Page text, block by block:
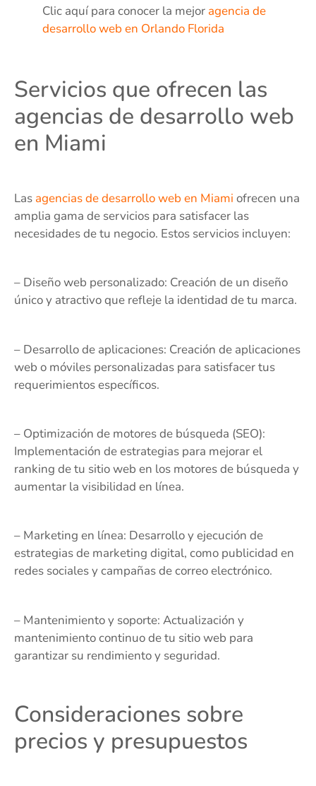
Clic aquí para conocer la mejor agencia de
desarrollo web en Orlando Florida
Servicios que ofrecen las
agencias de desarrollo web
en Miami
Las agencias de desarrollo web en Miami ofrecen una
amplia gama de servicios para satisfacer las
necesidades de tu negocio. Estos servicios incluyen:
– Diseño web personalizado: Creación de un diseño
único y atractivo que refleje la identidad de tu marca.
– Desarrollo de aplicaciones: Creación de aplicaciones
web o móviles personalizadas para satisfacer tus
requerimientos específicos.
– Optimización de motores de búsqueda (SEO):
Implementación de estrategias para mejorar el
ranking de tu sitio web en los motores de búsqueda y
aumentar la visibilidad en línea.
– Marketing en línea: Desarrollo y ejecución de
estrategias de marketing digital, como publicidad en
redes sociales y campañas de correo electrónico.
– Mantenimiento y soporte: Actualización y
mantenimiento continuo de tu sitio web para
garantizar su rendimiento y seguridad.
Consideraciones sobre
precios y presupuestos